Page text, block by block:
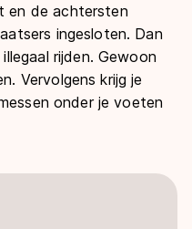
en de achtersten
ingesloten. Dan
rijden. Gewoon
Vervolgens krijg je
onder je voeten